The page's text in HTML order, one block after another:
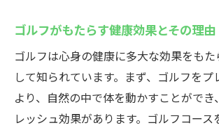
ゴルフがもたらす健康効果とその理由
ゴルフは心身の健康に多大な効果をもた
して知られています。まず、ゴルフをプ
より、自然の中で体を動かすことができ
レッシュ効果があります。ゴルフコース